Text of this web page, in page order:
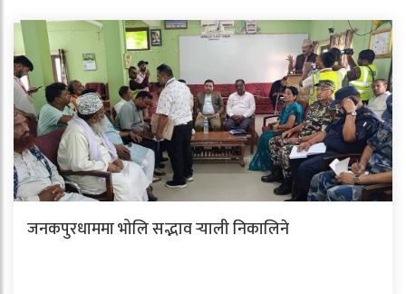
जनकपुरधाममा भोलि सद्भाव र्‍याली निकालिने